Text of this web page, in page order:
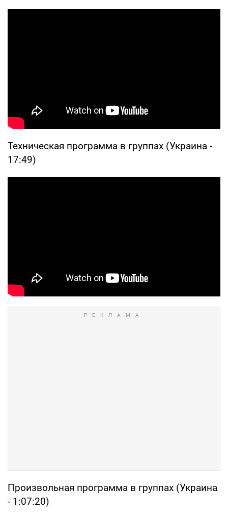
Техническая программа в группах (Украина -
17:49)
Произвольная программа в группах (Украина
- 1:07:20)